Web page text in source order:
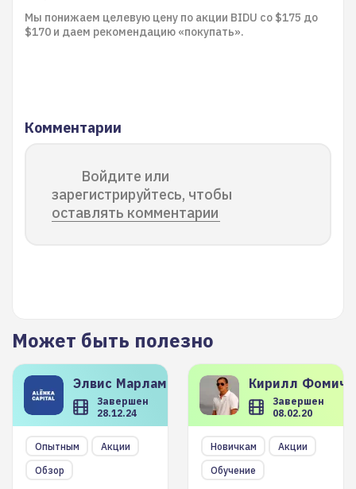
Мы понижаем целевую цену по акции BIDU со $175 до
$170 и даем рекомендацию «покупать».
Комментарии
Войдите или
зарегистрируйтесь, чтобы
оставлять комментарии
Может быть полезно
Элвис Марламов
Завершен
28.12.24
Опытным
Акции
Обзор
Кирилл
Завершен
08.02.20
Новичкам
Акции
Обучение